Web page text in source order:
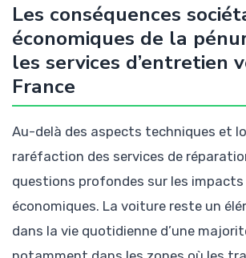
Les conséquences
économiques de la
les services d’entretien
France
Au-delà des aspects techniques et
raréfaction des services de
questions profondes sur les
économiques. La voiture reste un
dans la vie quotidienne d’une